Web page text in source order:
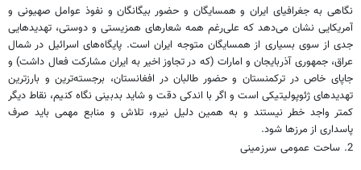
نگاهی به جغرافیای ایران و همسایگان و حضور بیگانگان و نفوذ عوامل صهیونی و
آمریکایی نشان می‌دهد که علی‌رغم همه شعارهای همزیستی و دوستی، تهدیدهایی
جدی از سوی بسیاری از همسایگان متوجه ایران است. پایگاه‌های اسرائیل در شمال
عراق، جمهوری آذربایجان و امارات (که در تجاوز اخیر به ایران مشارکت فعال داشت) و
جاپای خاص در ترکمنستان و حضور طالبان در افغانستان، برجسته‌ترین و بارزترین
تهدیدهای ژئوپولیتیکی است و اگر با اندکی دقت و شاید بدبینی نگاه کنیم، نقاط دیگر
کمتر واجد خطر نیستند و به همین دلیل نیرو، تلاش و منابع مهمی باید صرف
پاسداری از مرزها شود.
2. ساحت عمومی سرزمینی